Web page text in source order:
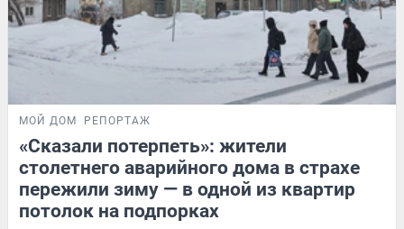
МОЙ ДОМ РЕПОРТАЖ
«Сказали потерпеть»: жители
столетнего аварийного дома в страхе
пережили зиму — в одной из квартир
потолок на подпорках